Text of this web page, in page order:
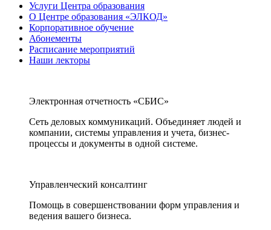
Услуги Центра образования
О Центре образования «ЭЛКОД»
Корпоративное обучение
Абонементы
Расписание мероприятий
Наши лекторы
Электронная отчетность «СБИС»
Сеть деловых коммуникаций. Объединяет людей и
компании, системы управления и учета, бизнес-
процессы и документы в одной системе.
Управленческий консалтинг
Помощь в совершенствовании форм управления и
ведения вашего бизнеса.